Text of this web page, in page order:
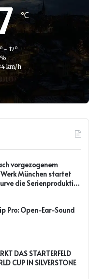
℃
- 17º
km/h
vorgezogenem
München startet
die Serienproduktion
Pro: Open-Ear-Sound
DAS STARTERFELD
CUP IN SILVERSTONE